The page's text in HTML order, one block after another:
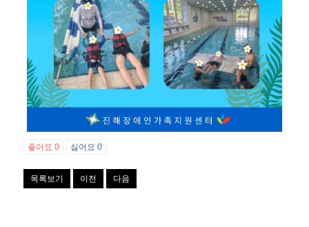
좋아요 0 싫어요 0
목록보기 이전 다음